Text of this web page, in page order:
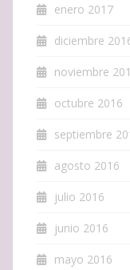
enero 2017
diciembre
noviembre
octubre 2016
septiembre
agosto 2016
julio 2016
junio 2016
mayo 2016